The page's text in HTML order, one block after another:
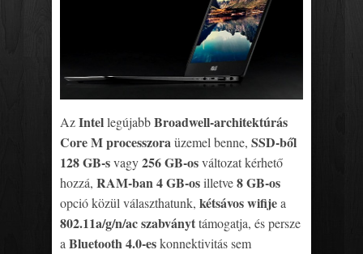
AzIntellegújabbBroadwell-architektúrás
Core M processzoraüzemel benne, SSD-ből
128 GB-svagy256 GB-osváltozat kérhető
hozzá, RAM-ban 4 GB-osilletve8 GB-os
opció közül választhatunk, kétsávos wifijea
802.11a/g/n/ac szabványttámogatja, és persze
aBluetooth 4.0-eskonnektivitás sem